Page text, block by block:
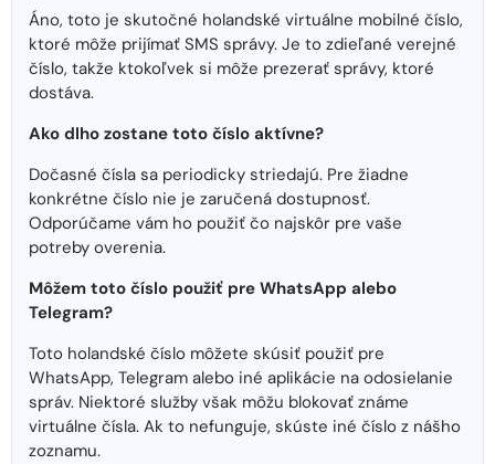
Áno, toto je skutočné holandské virtuálne mobilné číslo,
ktoré môže prijímať SMS správy. Je to zdieľané verejné
číslo, takže ktokoľvek si môže prezerať správy, ktoré
dostáva.
Ako dlho zostane toto číslo aktívne?
Dočasné čísla sa periodicky striedajú. Pre žiadne
konkrétne číslo nie je zaručená dostupnosť.
Odporúčame vám ho použiť čo najskôr pre vaše
potreby overenia.
Môžem toto číslo použiť pre WhatsApp alebo
Telegram?
Toto holandské číslo môžete skúsiť použiť pre
WhatsApp, Telegram alebo iné aplikácie na odosielanie
správ. Niektoré služby však môžu blokovať známe
virtuálne čísla. Ak to nefunguje, skúste iné číslo z nášho
zoznamu.